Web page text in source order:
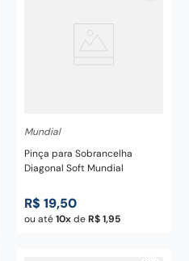
Mundial
Pinça para Sobrancelha
Diagonal Soft Mundial
R$ 19,50
ou até10 deR$ 1,95